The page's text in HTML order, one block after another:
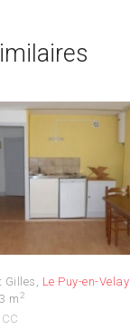
Gilles
Le Puy-en-Velay
m2